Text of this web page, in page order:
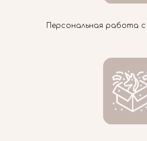
Персональная работа